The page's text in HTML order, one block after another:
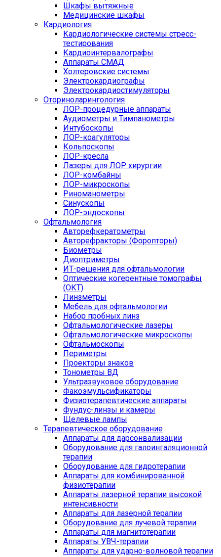
Шкафы вытяжные
Медицинские шкафы
Кардиология
Кардиологические системы стресс-
тестирования
Кардиоинтервалографы
Аппараты СМАД
Холтеровские системы
Электрокардиографы
Электрокардиостимуляторы
Оториноларингология
ЛОР-процедурные аппараты
Аудиометры и Тимпанометры
Интубоскопы
ЛОР-коагуляторы
Кольпоскопы
ЛОР-кресла
Лазеры для ЛОР хирургии
ЛОР-комбайны
ЛОР-микроскопы
Риноманометры
Синускопы
ЛОР-эндоскопы
Офтальмология
Авторефкератометры
Авторефракторы (Форопторы)
Биометры
Диоптриметры
ИТ-решения для офтальмологии
Оптические когерентные томографы
(ОКТ)
Линзметры
Мебель для офтальмологии
Набор пробных линз
Офтальмологические лазеры
Офтальмологические микроскопы
Офтальмоскопы
Периметры
Проекторы знаков
Тонометры ВД
Ультразвуковое оборудование
Факоэмульсификаторы
Физиотерапевтические аппараты
Фундус-линзы и камеры
Щелевые лампы
Терапевтическое оборудование
Аппараты для дарсонвализации
Оборудование для галоингаляционной
терапии
Оборудование для гидротерапии
Аппараты для комбинированной
физиотерапии
Аппараты лазерной терапии высокой
интенсивности
Аппараты для лазерной терапии
Оборудование для лучевой терапии
Аппараты для магнитотерапии
Аппараты УВЧ-терапии
Аппараты для ударно-волновой терапии